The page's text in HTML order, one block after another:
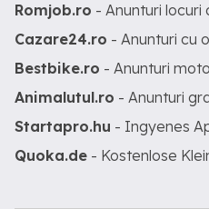
Romjob.ro - Anunturi locuri
Cazare24.ro - Anunturi cu
Bestbike.ro - Anunturi moto
Animalutul.ro - Anunturi
Startapro.hu - Ingyenes
Quoka.de - Kostenlose